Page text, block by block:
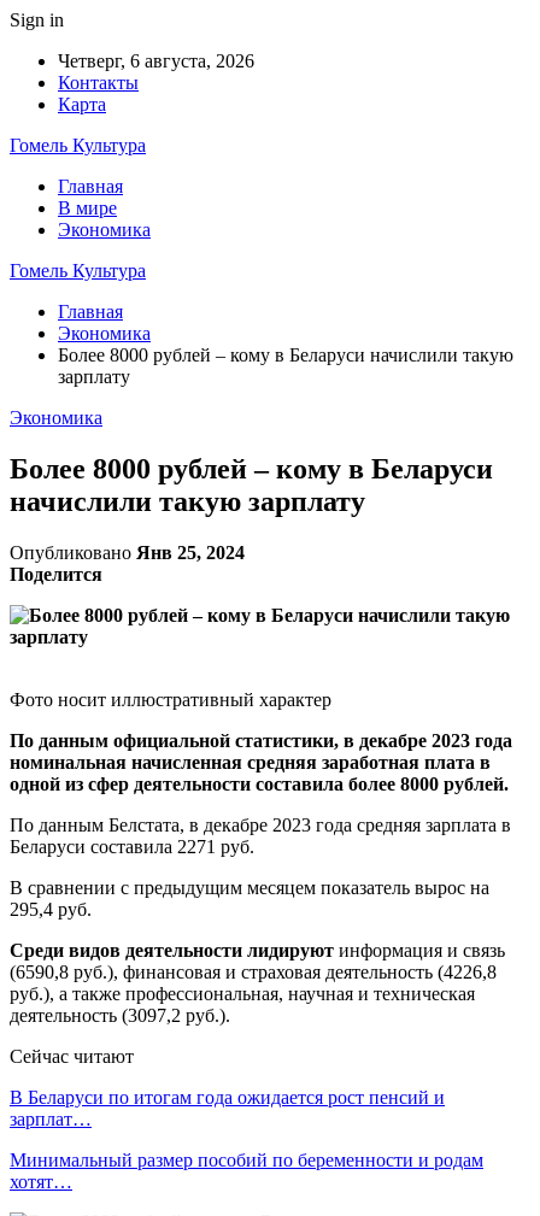
Sign in
Четверг, 6 августа, 2026
Контакты
Карта
Гомель Культура
Главная
В мире
Экономика
Гомель Культура
Главная
Экономика
Более 8000 рублей – кому в Беларуси начислили такую
зарплату
Экономика
Более 8000 рублей – кому в Беларуси
начислили такую зарплату
Опубликовано Янв 25, 2024
Поделится
Фото носит иллюстративный характер
По данным официальной статистики, в декабре 2023 года
номинальная начисленная средняя заработная плата в
одной из сфер деятельности составила более 8000 рублей.
По данным Белстата, в декабре 2023 года средняя зарплата в
Беларуси составила 2271 руб.
В сравнении с предыдущим месяцем показатель вырос на
295,4 руб.
Среди видов деятельности лидируют информация и связь
(6590,8 руб.), финансовая и страховая деятельность (4226,8
руб.), а также профессиональная, научная и техническая
деятельность (3097,2 руб.).
Сейчас читают
В Беларуси по итогам года ожидается рост пенсий и
зарплат…
Минимальный размер пособий по беременности и родам
хотят…